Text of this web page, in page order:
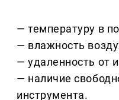
— температуру в
— влажность
— удаленность от
— наличие
инструмента.